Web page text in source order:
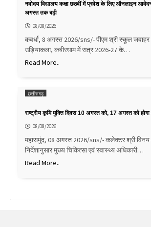
नवोदय विद्यालय कक्षा छठवीं में प्रवेश के लिए ऑनलाइन
अगस्त तक बढ़ी
08/08/2026
कवर्धा, 8 अगस्त 2026/sns/- पीएम श्री स्कूल जवाहर
उड़ियाकला, कबीरधाम में सत्र 2026-27 के…
Read More..
छत्तीसगढ़
राष्ट्रीय कृमि मुक्ति दिवस 10 अगस्त को, 17 अगस्त को
08/08/2026
महासमुंद, 08 अगस्त 2026/sns/- कलेक्टर श्री
निर्देशानुसार मुख्य चिकित्सा एवं स्वास्थ्य अधिकारी…
Read More..